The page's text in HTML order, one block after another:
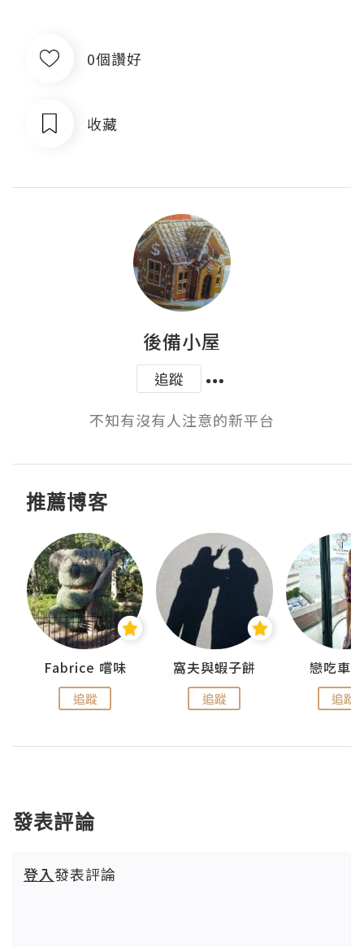
0個讚好
收藏
後備小屋
追蹤
不知有沒有人注意的新平台
推薦博客
Fabrice 嚐味
追蹤
窩夫與蝦子餅
追蹤
戀吃車
追蹤
發表評論
登入發表評論